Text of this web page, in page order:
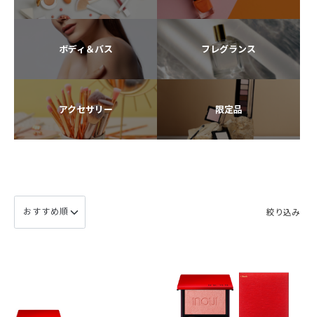
ボディ＆バス フレグランス
アクセサリー 限定品
絞り込み